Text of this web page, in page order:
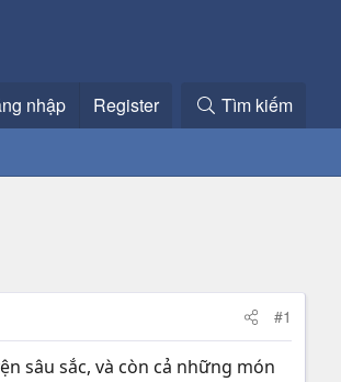
nhập Register Tìm kiếm
#1
sâu sắc, và còn cả những món